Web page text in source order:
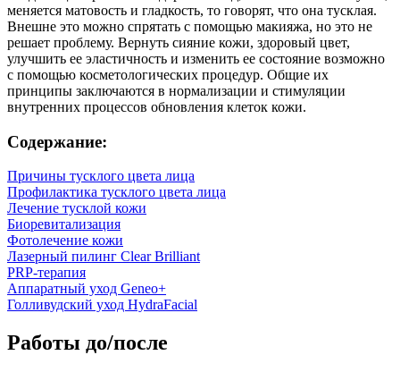
меняется матовость и гладкость, то говорят, что она тусклая.
Внешне это можно спрятать с помощью макияжа, но это не
решает проблему. Вернуть сияние кожи, здоровый цвет,
улучшить ее эластичность и изменить ее состояние возможно
с помощью косметологических процедур. Общие их
принципы заключаются в нормализации и стимуляции
внутренних процессов обновления клеток кожи.
Содержание:
Причины тусклого цвета лица
Профилактика тусклого цвета лица
Лечение тусклой кожи
Биоревитализация
Фотолечение кожи
Лазерный пилинг Clear Brilliant
PRP-терапия
Аппаратный уход Geneo+
Голливудский уход HydraFacial
Работы до/после